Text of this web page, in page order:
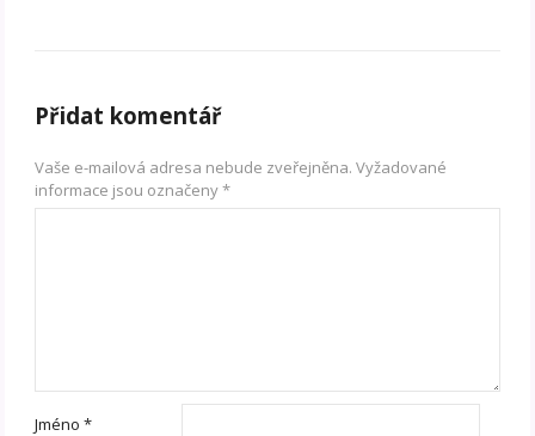
Přidat komentář
Vaše e-mailová adresa nebude zveřejněna. Vyžadované
informace jsou označeny*
Jméno*